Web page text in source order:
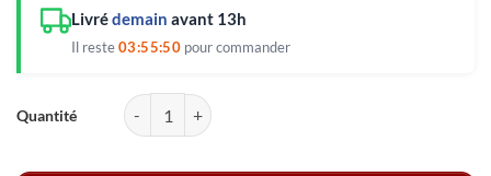
Livrédemain avant 13h
Il reste03:55:50 pour commander
quantité de Bouteille isotherme - Le randonneur 500 ml